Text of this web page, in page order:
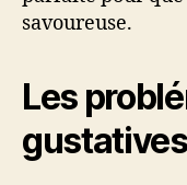
savoureuse.
Les